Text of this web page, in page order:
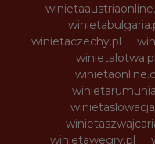
winietaczechy.pl
winietalotwa.pl
winietawegry.pl